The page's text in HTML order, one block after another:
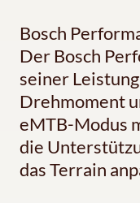
Bosch
Der Bosch
seiner
Drehmoment
eMTB-Modus
die
das Terrain